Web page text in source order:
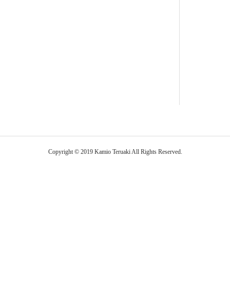
Copyright © 2019 Kamio Teruaki All Rights Reserved.